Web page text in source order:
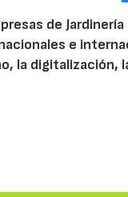
de
e
la digitalización,